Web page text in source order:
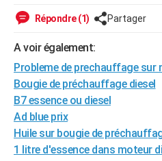
GUIDES D'ACHAT
BONS PLANS
CARTE DE VOEUX
Carte de Noël
Carte Bonne année
Carte Saint-Valentin
Carte Pâques
Carte d'anniversaire
DICTIONNAIRE
Dictionnaire
Biographies
Citations
Expressions
Proverbes
PROGRAMME TV
Répondre (1) Partager
A voir également:
Probleme de prechauffage sur
Bougie de préchauffage diesel
B7 essence ou diesel
Ad blue prix
Huile sur bougie de
1 litre d'essence dans moteur